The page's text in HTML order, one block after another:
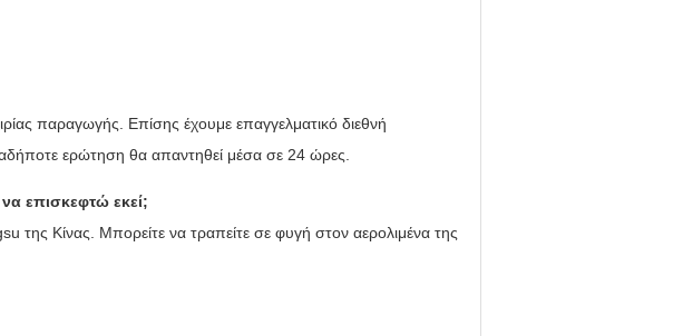
παραγωγής. Επίσης έχουμε επαγγελματικό διεθνή
ερώτηση θα απαντηθεί μέσα σε 24 ώρες.
επισκεφτώ εκεί;
της Κίνας. Μπορείτε να τραπείτε σε φυγή στον αερολιμένα της